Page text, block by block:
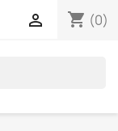
shopping_cart (0)
